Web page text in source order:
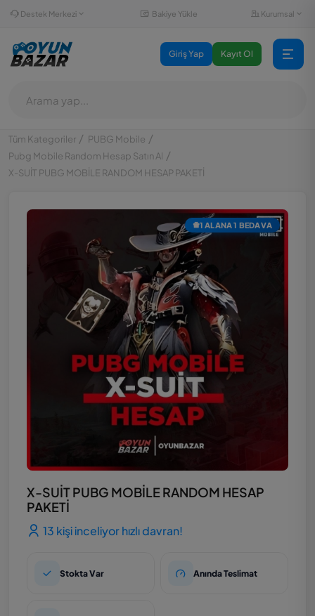
Destek Merkezi Bakiye Yükle Kurumsal
Giriş Yap Kayıt Ol
Tüm Kategoriler
PUBG Mobile
Pubg Mobile Random Hesap Satın Al
X-SUİT PUBG MOBİLE RANDOM HESAP PAKETİ
1 ALANA 1 BEDAVA
X-SUİT PUBG MOBİLE RANDOM HESAP
PAKETİ
13 kişi inceliyor hızlı davran!
Stokta Var Anında Teslimat